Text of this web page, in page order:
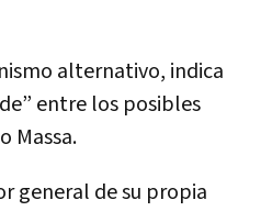
alternativo, indica
” entre los posibles
Massa.
general desu propia